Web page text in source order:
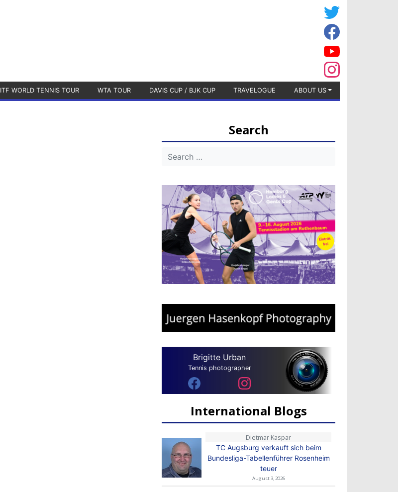
ITF WORLD TENNIS TOUR WTA TOUR DAVIS CUP / BJK CUP TRAVELOGUE ABOUT US
Search
Brigitte Urban
Tennis photographer
International Blogs
Dietmar Kaspar
TC Augsburg verkauft sich beim
Bundesliga-Tabellenführer Rosenheim
teuer
August 3, 2026